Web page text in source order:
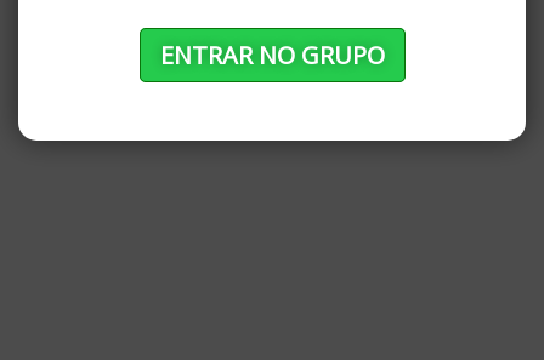
ENTRAR NO GRUPO